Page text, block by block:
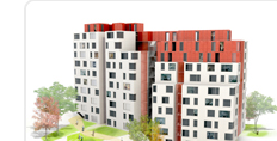
PROYECTO DE EJECUCIÓN DE
EDIFICACIÓN DE 1 VIVIENDA
UNIFAMILIAR Y ESTUDIO ANEJO EN
EL MUNICIPIO DE NAVALAGAMELLA